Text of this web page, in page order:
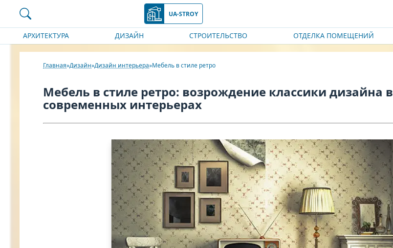
UA-STROY
АРХИТЕКТУРА ДИЗАЙН СТРОИТЕЛЬСТВО ОТДЕЛКА ПОМЕЩЕНИЙ
Главная Дизайн Дизайн интерьера Мебель в стиле ретро
Мебель в стиле ретро: возрождение классики дизайна в
современных интерьерах